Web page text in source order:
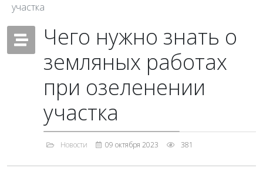
участка
Чего нужно знать о
земляных работах
при озеленении
участка
Новости 09 октября 2023 381